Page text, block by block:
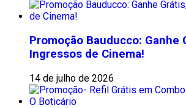
Promoção Bauducco: Ganhe
Ingressos de Cinema!
14 de julho de 2026